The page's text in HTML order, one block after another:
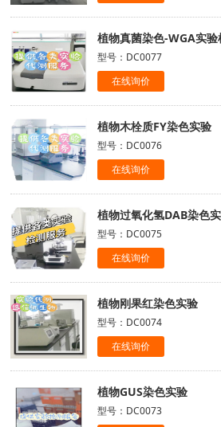
植物真菌染色-WGA实验
型号：DC0077
在线询价
植物木栓质FY染色实验
型号：DC0076
在线询价
植物过氧化氢DAB染色
型号：DC0075
在线询价
植物刚果红染色实验
型号：DC0074
在线询价
植物GUS染色实验
型号：DC0073